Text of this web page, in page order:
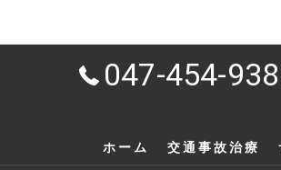
047-454-
ホーム 交通事故治療